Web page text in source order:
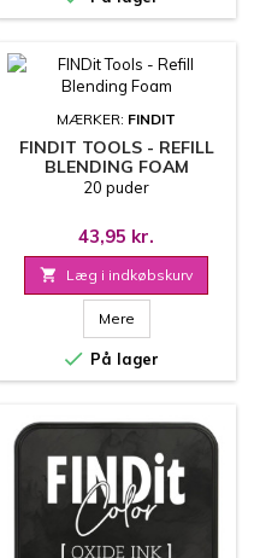
MÆRKER: FINDIT
FINDIT TOOLS - REFILL
BLENDING FOAM
20 puder
43,95 kr.
 Læg i indkøbskurv
Mere
 På lager